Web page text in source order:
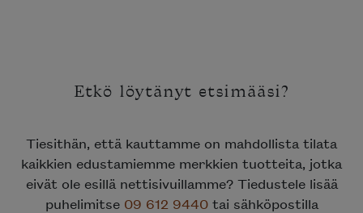
Etkö löytänyt etsimääsi?
Tiesithän, että kauttamme on mahdollista tilata
kaikkien edustamiemme merkkien tuotteita, jotka
eivät ole esillä nettisivuillamme? Tiedustele lisää
puhelimitse 09 612 9440tai sähköpostilla